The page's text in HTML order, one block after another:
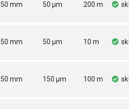
50 mm 50 µm 200 m
50 mm 50 µm 10 m
50 mm 150 µm 100 m